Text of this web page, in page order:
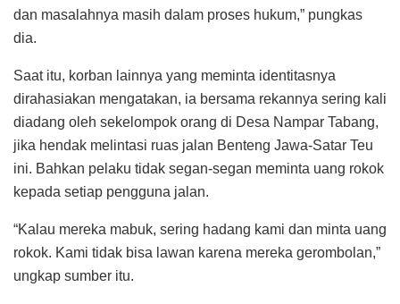
dan masalahnya masih dalam proses hukum,” pungkas
dia.
Saat itu, korban lainnya yang meminta identitasnya
dirahasiakan mengatakan, ia bersama rekannya sering kali
diadang oleh sekelompok orang di Desa Nampar Tabang,
jika hendak melintasi ruas jalan Benteng Jawa-Satar Teu
ini. Bahkan pelaku tidak segan-segan meminta uang rokok
kepada setiap pengguna jalan.
“Kalau mereka mabuk, sering hadang kami dan minta uang
rokok. Kami tidak bisa lawan karena mereka gerombolan,”
ungkap sumber itu.